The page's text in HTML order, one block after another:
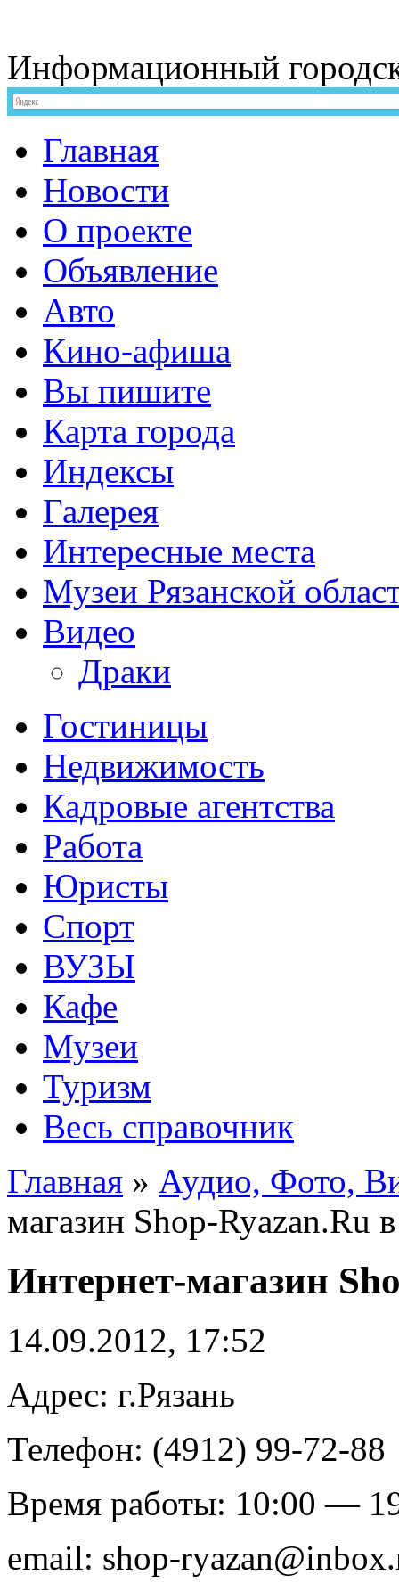
Информационный
Главная
Новости
О проекте
Объявление
Авто
Кино-афиша
Вы пишите
Карта города
Индексы
Галерея
Интересные места
Музеи Рязанской
Видео
Драки
Гостиницы
Недвижимость
Кадровые агентства
Работа
Юристы
Спорт
ВУЗЫ
Кафе
Музеи
Туризм
Весь справочник
Главная » Аудио, Фото,
магазин Shop-Ryazan.Ru
Интернет-магазин
14.09.2012, 17:52
Адрес: г.Рязань
Телефон: (4912) 99-72-88
Время работы: 10:00 —
email: shop-